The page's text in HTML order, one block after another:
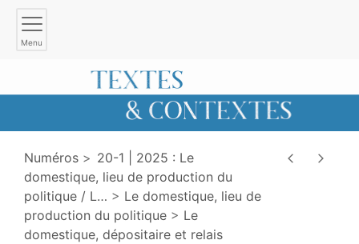
Menu
Numéros
20-1 | 2025 : Le
domestique, lieu de production du
politique / L…
Le domestique, lieu de
production du politique
Le
domestique, dépositaire et relais